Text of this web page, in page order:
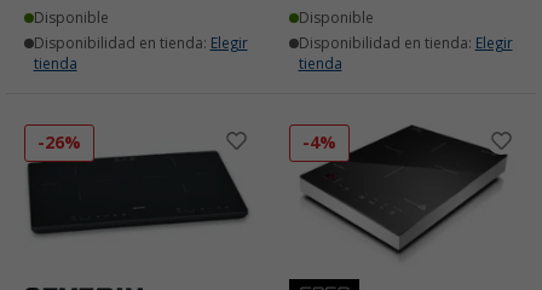
Disponible
Disponibilidad en tienda: Elegir
tienda
Disponible
Disponibilidad en tienda: Elegir
tienda
-26% -4%